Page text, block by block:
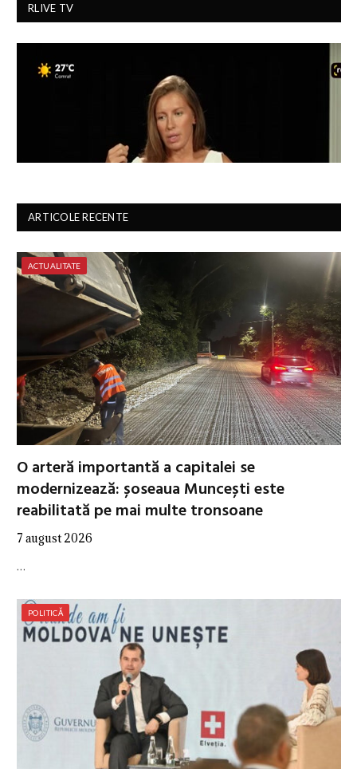
RLIVE TV
ARTICOLE RECENTE
ACTUALITATE
O arteră importantă a capitalei se
modernizează: șoseaua Muncești este
reabilitată pe mai multe tronsoane
7 august 2026
…
POLITICĂ